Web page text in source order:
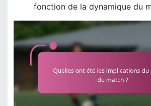
fonction de la dynamique du